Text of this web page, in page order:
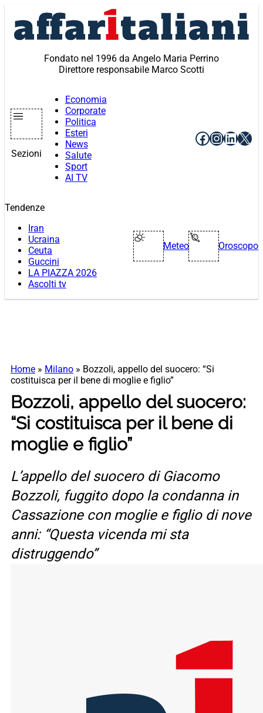
contenuto
Fondato nel 1996 da Angelo Maria Perrino
Direttore responsabile Marco Scotti
Sezioni
Economia
Corporate
Politica
Esteri
News
Salute
Sport
AI TV
Facebook
X
Tendenze
Iran
Ucraina
Ceuta
Guccini
LA PIAZZA 2026
Ascolti tv
Meteo Oroscopo
Home » Milano » Bozzoli, appello del suocero: “Si
costituisca per il bene di moglie e figlio”
Bozzoli, appello del suocero:
“Si costituisca per il bene di
moglie e figlio”
L’appello del suocero di Giacomo
Bozzoli, fuggito dopo la condanna in
Cassazione con moglie e figlio di nove
anni: “Questa vicenda mi sta
distruggendo”